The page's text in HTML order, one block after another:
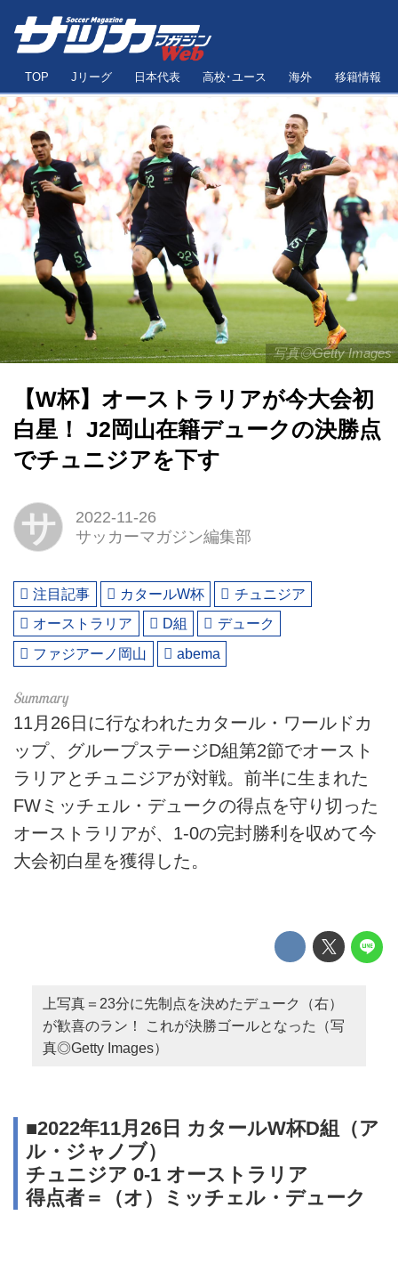
TOP Jリーグ 日本代表 高校･ユース 海外 移籍情報
写真◎Getty Images
【W杯】オーストラリアが今大会初
白星！ J2岡山在籍デュークの決勝点
でチュニジアを下す
サ
2022-11-26
サッカーマガジン編集部
注目記事 カタールW杯
チュニジア
オーストラリア
D組
デューク
ファジアーノ岡山
abema
11月26日に行なわれたカタール・ワールドカ
ップ、グループステージD組第2節でオースト
ラリアとチュニジアが対戦。前半に生まれた
FWミッチェル・デュークの得点を守り切った
オーストラリアが、1-0の完封勝利を収めて今
大会初白星を獲得した。
上写真＝23分に先制点を決めたデューク（右）
が歓喜のラン！ これが決勝ゴールとなった（写
真◎Getty Images）
■2022年11月26日 カタールW杯D組（ア
ル・ジャノブ）
チュニジア 0-1 オーストラリア
得点者＝（オ）ミッチェル・デューク